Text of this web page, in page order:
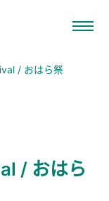
/ おはら祭
/ おはら